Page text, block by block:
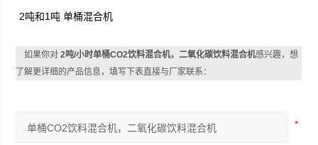
2吨和1吨 单桶混合机
如果你对2吨/小时单桶CO2饮料混合机，二氧化碳饮料混合机感兴趣，想
了解更详细的产品信息，填写下表直接与厂家联系：